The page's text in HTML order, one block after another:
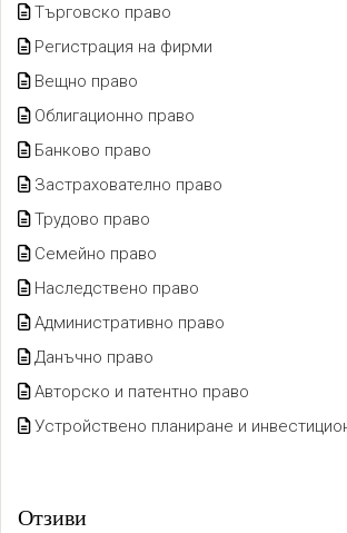
Търговско право
Регистрация на фирми
Вещно право
Облигационно право
Банково право
Застрахователно право
Трудово право
Семейно право
Наследствено право
Административно право
Данъчно право
Авторско и патентно право
Устройствено планиране и
Отзиви